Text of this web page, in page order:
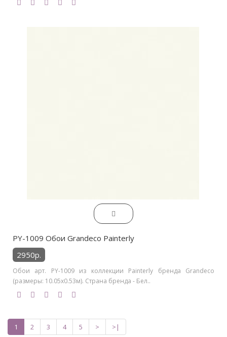
PY-1009 Обои Grandeco Painterly
2950р.
Обои арт. PY-1009 из коллекции Painterly бренда Grandeco
(размеры: 10.05х0.53м). Страна бренда - Бел..
1 2 3 4 5 >
>|